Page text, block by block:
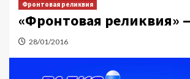
Фронтовая реликвия
«Фронтовая реликвия»
28/01/2016